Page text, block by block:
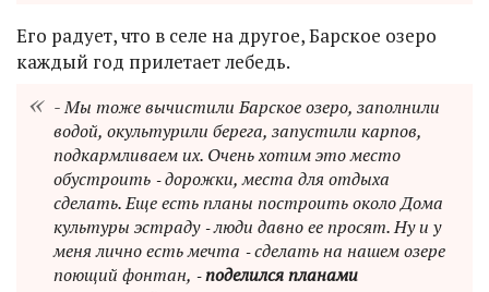
Его радует, что в селе на другое, Барское озеро
каждый год прилетает лебедь.
- Мы тоже вычистили Барское озеро, заполнили
водой, окультурили берега, запустили карпов,
подкармливаем их. Очень хотим это место
обустроить ‑ дорожки, места для отдыха
сделать. Еще есть планы построить около Дома
культуры эстраду ‑ люди давно ее просят. Ну и у
меня лично есть мечта ‑ сделать на нашем озере
поющий фонтан, ‑поделился планами